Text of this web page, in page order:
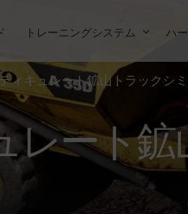
トレーニングシステム ハ
ィキュレート鉱山トラックシ
レート